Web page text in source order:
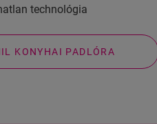
technológia
KONYHAI PADLÓRA